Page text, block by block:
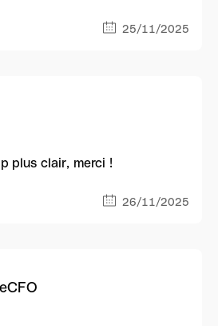
25/11/2025
plus clair, merci !
26/11/2025